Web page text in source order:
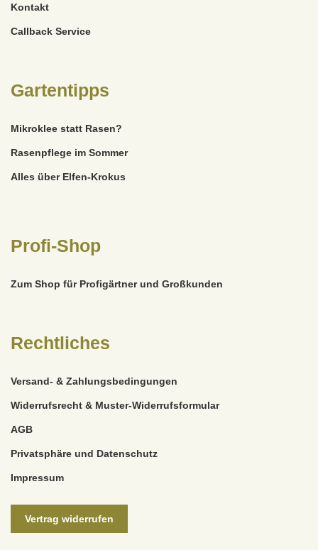
Kontakt
Callback Service
Gartentipps
Mikroklee statt Rasen?
Rasenpflege im Sommer
Alles über Elfen-Krokus
Profi-Shop
Zum Shop für Profigärtner und Großkunden
Rechtliches
Versand- & Zahlungsbedingungen
Widerrufsrecht & Muster-Widerrufsformular
AGB
Privatsphäre und Datenschutz
Impressum
Vertrag widerrufen